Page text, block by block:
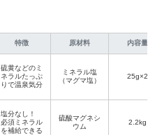
特徴 原材料 内容量
硫黄などのミ
ネラルたっぷ
りで温泉気分
ミネラル塩
（マグマ塩）
25g×2
塩分なし！
必須ミネラル
を補給できる
硫酸マグネシ
ウム
2.2kg